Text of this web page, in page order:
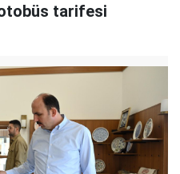
otobüs tarifesi